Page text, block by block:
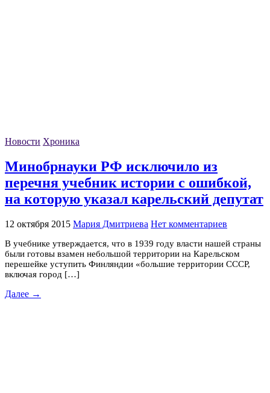
Новости Хроника
Минобрнауки РФ исключило из
перечня учебник истории с ошибкой,
на которую указал карельский депутат
12 октября 2015 Мария Дмитриева Нет комментариев
В учебнике утверждается, что в 1939 году власти нашей страны
были готовы взамен небольшой территории на Карельском
перешейке уступить Финляндии «большие территории СССР,
включая город […]
Далее →